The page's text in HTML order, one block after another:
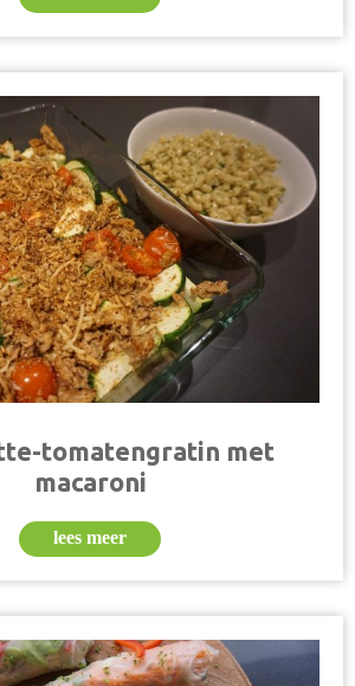
tomatengratin met
macaroni
lees meer